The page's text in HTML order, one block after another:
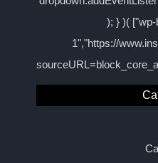
); } )(
1","https://